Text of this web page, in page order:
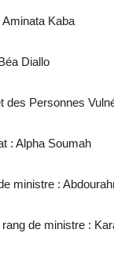
Aminata Kaba
Diallo
des Personnes
: Alpha Soumah
ministre :
de ministre :